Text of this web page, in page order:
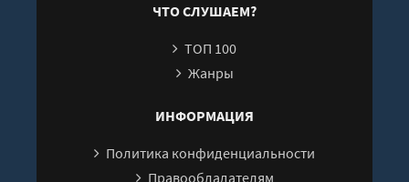
ЧТО СЛУШАЕМ?
ТОП 100
Жанры
ИНФОРМАЦИЯ
Политика конфиденциальности
Правообладателям